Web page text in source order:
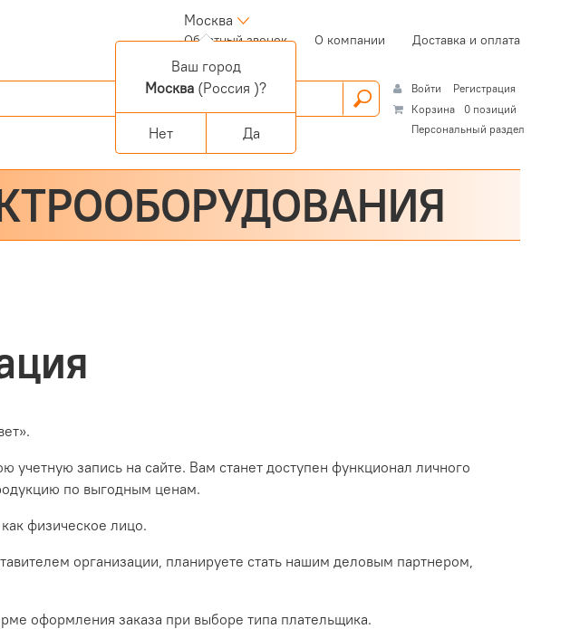
Москва
Обратный звонок(current)О компании Доставка и оплата
Войти
Регистрация
Корзина
0 позиций
Персональный раздел
запись на сайте. Вам станет доступен функционал личного
по выгодным ценам.
физическое лицо.
организации, планируете стать нашим деловым партнером,
оформления заказа при выборе типа плательщика.
Ваш город
Москва (Россия )?
Нет Да